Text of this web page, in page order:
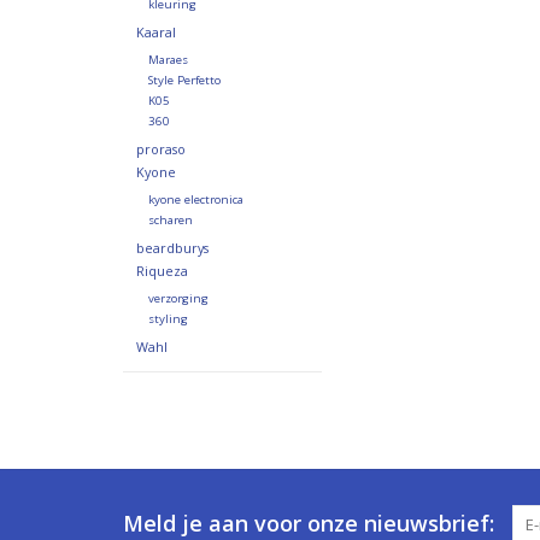
kleuring
Kaaral
Maraes
Style Perfetto
K05
360
proraso
Kyone
kyone electronica
scharen
beardburys
Riqueza
verzorging
styling
Wahl
Meld je aan voor onze nieuwsbrief: